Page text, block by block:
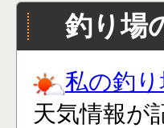
釣り場
私の釣り
天気情報が